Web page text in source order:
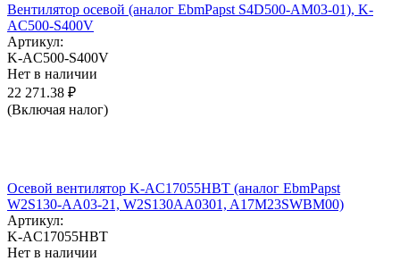
Вентилятор осевой (аналог EbmPapst S4D500-AM03-01), K-
AC500-S400V
Артикул:
K-AC500-S400V
Нет в наличии
22 271.38 ₽
(Включая налог)
Осевой вентилятор K-AC17055HBT (аналог EbmPapst
W2S130-AA03-21, W2S130AA0301, A17M23SWBM00)
Артикул:
K-AC17055HBT
Нет в наличии